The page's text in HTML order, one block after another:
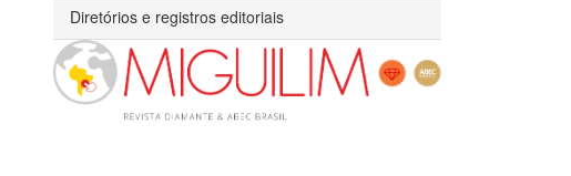
Diretórios e registros editoriais